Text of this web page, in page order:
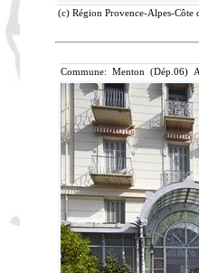
(c) Région Provence-Alpes-
Commune: Menton (Dép.06)